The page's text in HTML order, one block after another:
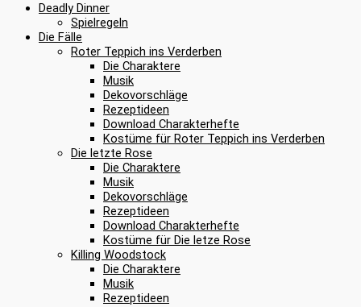
Deadly Dinner
Spielregeln
Die Fälle
Roter Teppich ins Verderben
Die Charaktere
Musik
Dekovorschläge
Rezeptideen
Download Charakterhefte
Kostüme für Roter Teppich ins Verderben
Die letzte Rose
Die Charaktere
Musik
Dekovorschläge
Rezeptideen
Download Charakterhefte
Kostüme für Die letze Rose
Killing Woodstock
Die Charaktere
Musik
Rezeptideen